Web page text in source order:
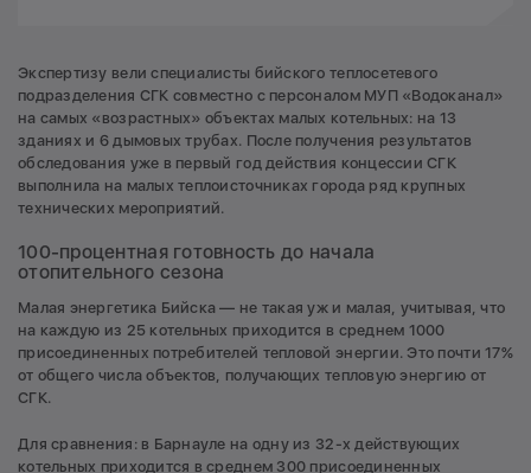
Экспертизу вели специалисты бийского теплосетевого
подразделения СГК совместно с персоналом МУП «Водоканал»
на самых «возрастных» объектах малых котельных: на 13
зданиях и 6 дымовых трубах. После получения результатов
обследования уже в первый год действия концессии СГК
выполнила на малых теплоисточниках города ряд крупных
технических мероприятий.
100-процентная готовность до начала
отопительного сезона
Малая энергетика Бийска — не такая уж и малая, учитывая, что
на каждую из 25 котельных приходится в среднем 1000
присоединенных потребителей тепловой энергии. Это почти 17%
от общего числа объектов, получающих тепловую энергию от
СГК.
Для сравнения: в Барнауле на одну из 32-х действующих
котельных приходится в среднем 300 присоединенных